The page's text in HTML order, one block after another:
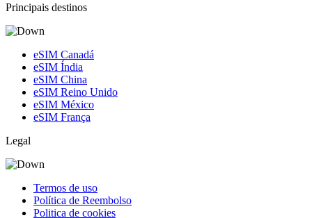
Principais destinos
eSIM Canadá
eSIM Índia
eSIM China
eSIM Reino Unido
eSIM México
eSIM França
Legal
Termos de uso
Política de Reembolso
Politica de cookies